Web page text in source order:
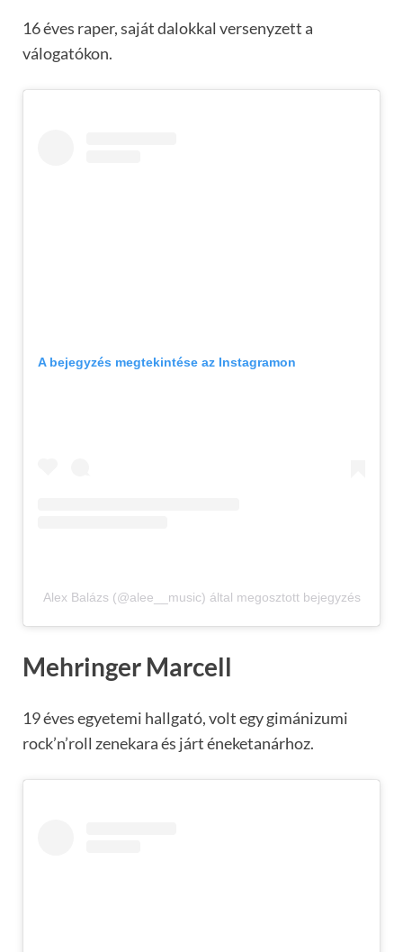
16 éves raper, saját dalokkal versenyzett a
válogatókon.
A bejegyzés megtekintése az Instagramon
Alex Balázs (@alee__music) által megosztott bejegyzés
Mehringer Marcell
19 éves egyetemi hallgató, volt egy gimánizumi
rock’n’roll zenekara és járt éneketanárhoz.